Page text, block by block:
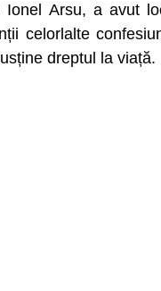
Ionel Arsu, a avut
celorlalte
dreptul la viață.